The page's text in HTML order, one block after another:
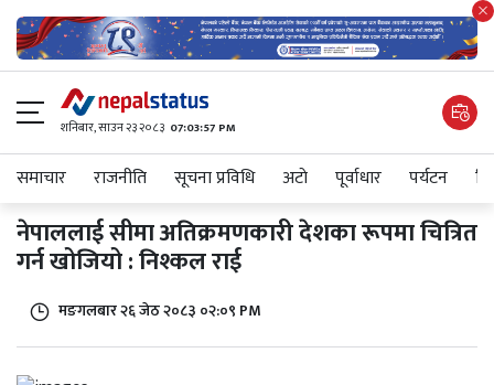
शनिबार, साउन २३ २०८३ 07:03:57 PM
समाचार राजनीति सूचना प्रविधि अटाे पूर्वाधार पर्यटन
नेपाललाई सीमा अतिक्रमणकारी देशका रूपमा चित्रित
गर्न खोजियो : निश्कल राई
मङगलबार २६ जेठ २०८३ ०२:०९ PM